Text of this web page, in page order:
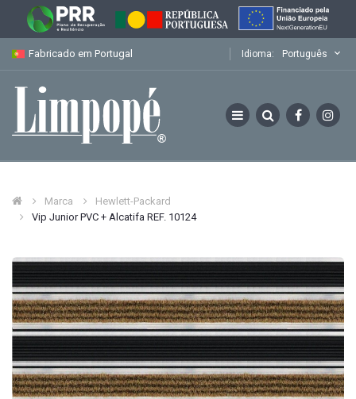
Fabricado em Portugal Idioma: Português
Marca
Hewlett-Packard
Vip Junior PVC + Alcatifa REF. 10124